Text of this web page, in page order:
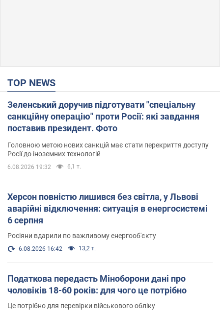
TOP NEWS
Зеленський доручив підготувати "спеціальну
санкційну операцію" проти Росії: які завдання
поставив президент. Фото
Головною метою нових санкцій має стати перекриття доступу
Росії до іноземних технологій
6.08.2026 19:32 6,1 т.
Херсон повністю лишився без світла, у Львові
аварійні відключення: ситуація в енергосистемі
6 серпня
Росіяни вдарили по важливому енергооб'єкту
6.08.2026 16:42 13,2 т.
Податкова передасть Міноборони дані про
чоловіків 18-60 років: для чого це потрібно
Це потрібно для перевірки військового обліку